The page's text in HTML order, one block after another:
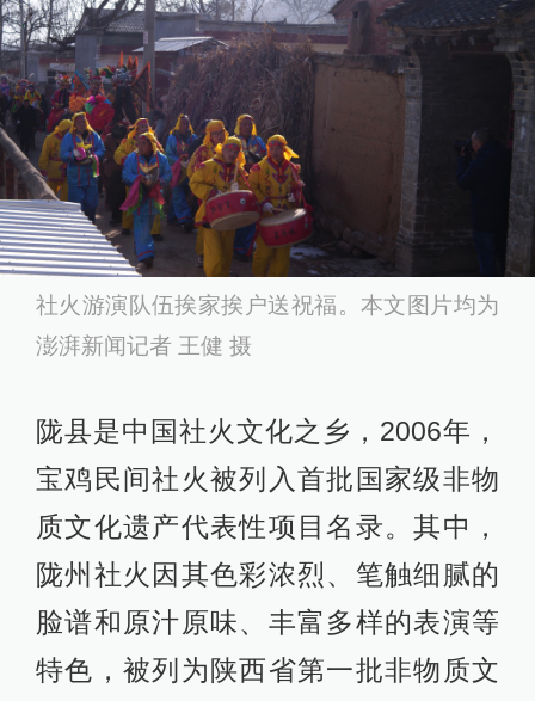
社火游演队伍挨家挨户送祝福。本文图片均为
澎湃新闻记者 王健 摄
陇县是中国社火文化之乡，2006年，
宝鸡民间社火被列入首批国家级非物
质文化遗产代表性项目名录。其中，
陇州社火因其色彩浓烈、笔触细腻的
脸谱和原汁原味、丰富多样的表演等
特色，被列为陕西省第一批非物质文